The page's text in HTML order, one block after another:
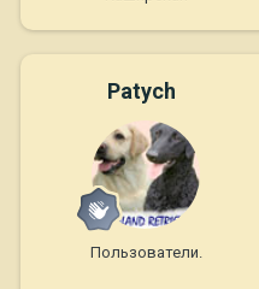
Patych
Пользователи.